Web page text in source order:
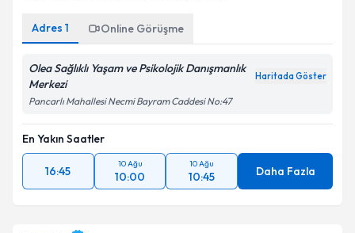
Adres 1 Online Görüşme
Olea Sağlıklı Yaşam ve Psikolojik Danışmanlık
Merkezi
Haritada Göster
Pancarlı Mahallesi Necmi Bayram Caddesi No:47
En Yakın Saatler
16:45
10 Ağu
10:00
10 Ağu
10:45 Daha Fazla